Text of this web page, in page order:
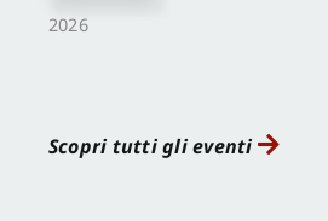
2026
Scopri tutti gli eventi